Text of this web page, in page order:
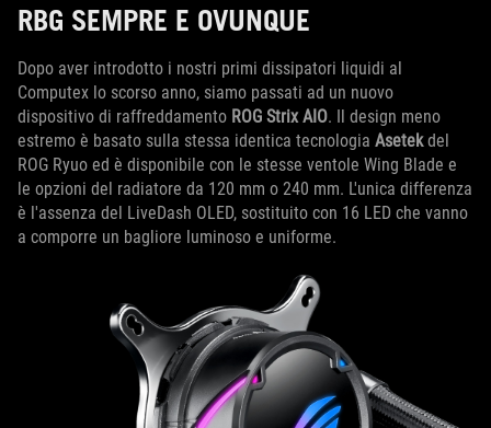
RBG SEMPRE E OVUNQUE
Dopo aver introdotto i nostri primi dissipatori liquidi al
Computex lo scorso anno, siamo passati ad un nuovo
dispositivo di raffreddamento ROG Strix AIO. Il design meno
estremo è basato sulla stessa identica tecnologia Asetekdel
ROG Ryuo ed è disponibile con le stesse ventole Wing Blade e
le opzioni del radiatore da 120 mm o 240 mm. L'unica differenza
è l'assenza del LiveDash OLED, sostituito con 16 LED che vanno
a comporre un bagliore luminoso e uniforme.